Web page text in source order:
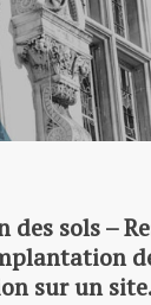
sols –
sur un